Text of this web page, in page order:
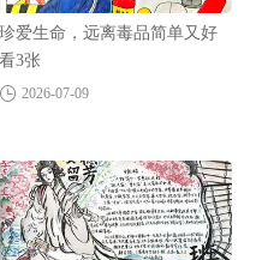
珍爱生命，远离毒品简单又好
看3张
2026-07-09